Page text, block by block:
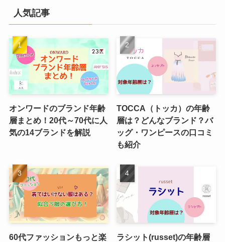
人気記事
オンワードのブランド年齢
層まとめ！20代～70代に人
気の14ブランドを解説
TOCCA（トッカ）の年齢
層は？どんなブランド？バ
ッグ・ワンピースの口コミ
も紹介
60代ファッションもっと楽
ラシット(russet)の年齢層